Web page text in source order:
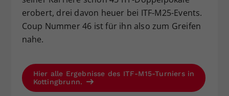
erobert, drei davon heuer bei ITF-M25-Events.
Coup Nummer 46 ist für ihn also zum Greifen
nahe.
Hier alle Ergebnisse des ITF-M15-Turniers in
Kottingbrunn.